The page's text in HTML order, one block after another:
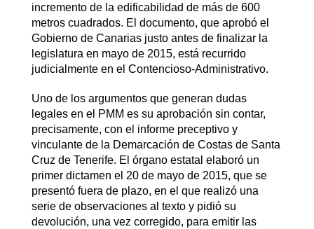
incremento de la edificabilidad de más de 600
metros cuadrados. El documento, que aprobó el
Gobierno de Canarias justo antes de finalizar la
legislatura en mayo de 2015, está recurrido
judicialmente en el Contencioso-Administrativo.
Uno de los argumentos que generan dudas
legales en el PMM es su aprobación sin contar,
precisamente, con el informe preceptivo y
vinculante de la Demarcación de Costas de Santa
Cruz de Tenerife. El órgano estatal elaboró un
primer dictamen el 20 de mayo de 2015, que se
presentó fuera de plazo, en el que realizó una
serie de observaciones al texto y pidió su
devolución, una vez corregido, para emitir las